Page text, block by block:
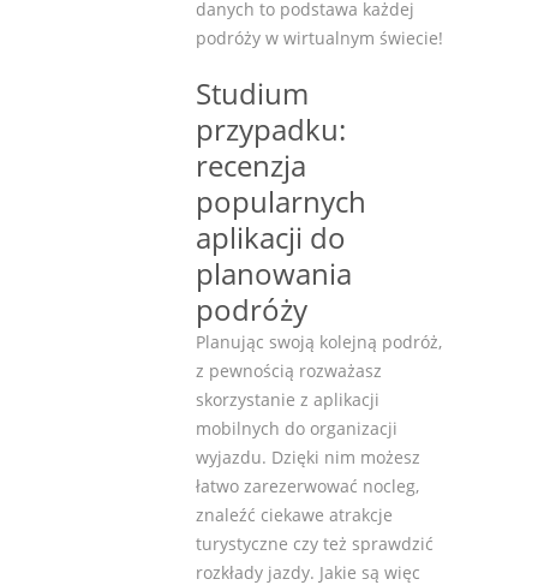
danych to podstawa każdej
podróży w wirtualnym świecie!
Studium
przypadku:
recenzja
popularnych
aplikacji do
planowania
podróży
Planując swoją kolejną podróż,
z pewnością rozważasz
skorzystanie z aplikacji
mobilnych do organizacji
wyjazdu. Dzięki nim możesz
łatwo zarezerwować nocleg,
znaleźć ciekawe atrakcje
turystyczne czy też sprawdzić
rozkłady jazdy. Jakie są więc